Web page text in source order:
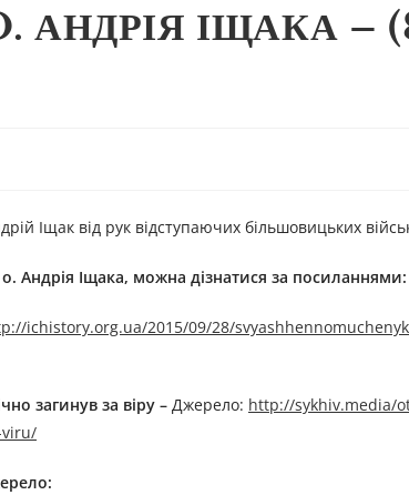
ІЩАКА –
Іщак від рук відступаючих більшовицьких
о. Андрія Іщака, можна дізнатися за посиланнями:
ichistory.org.ua/2015/09/28/
загинув за віру – Джерелo: http://sykhiv.media/
viru/